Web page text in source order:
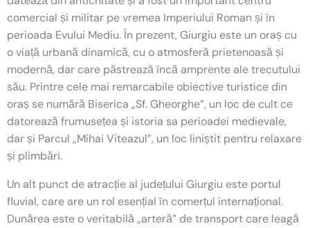
comercial și militar pe vremea Imperiului Roman și în
perioada Evului Mediu. În prezent, Giurgiu este un oraș cu
o viață urbană dinamică, cu o atmosferă prietenoasă și
modernă, dar care păstrează încă amprente ale trecutului
său. Printre cele mai remarcabile obiective turistice din
oraș se numără Biserica „Sf. Gheorghe”, un loc de cult ce
datorează frumusețea și istoria sa perioadei medievale,
dar și Parcul „Mihai Viteazul”, un loc liniștit pentru relaxare
și plimbări.
Un alt punct de atracție al județului Giurgiu este portul
fluvial, care are un rol esențial în comerțul internațional.
Dunărea este o veritabilă „arteră” de transport care leagă